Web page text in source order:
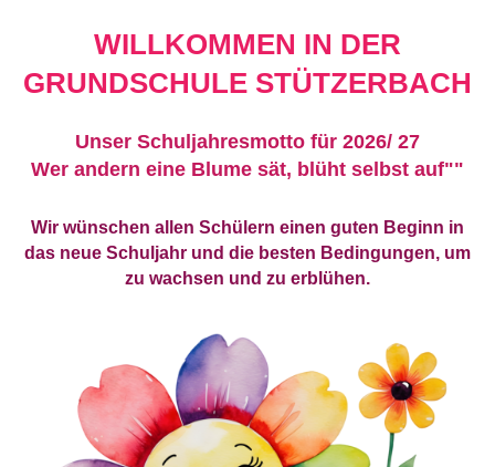
WILLKOMMEN IN DER
GRUNDSCHULE STÜTZERBACH
Unser Schuljahresmotto für 2026/ 27
Wer andern eine Blume sät, blüht selbst auf""
Wir wünschen allen Schülern einen guten Beginn in
das neue Schuljahr und die besten Bedingungen, um
zu wachsen und zu erblühen.